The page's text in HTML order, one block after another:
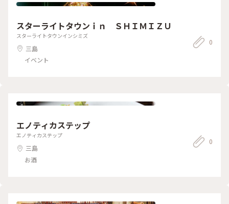
スターライトタウンｉｎ ＳＨＩＭＩＺＵ
スターライトタウンインシミズ
三島
イベント
0
エノティカステップ
エノティカステップ
三島
お酒
0